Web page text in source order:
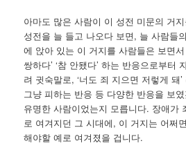
아마도 많은 사람이 이 성전 미문의 거
성전을 늘 들고 나오다 보면, 늘 사람들
에 앉아 있는 이 거지를 사람들은 보면
쌍하다’ ‘참 안됐다’ 하는 반응으로부터
려 귓숙말로, ‘너도 죄 지으면 저렇게 돼
그냥 피하는 반응 등 다양한 반응을 보
유명한 사람이었는지 모릅니다. 장애가
로 여겨지던 그 시대에, 이 거지는 어쩌
해야할 예로 여겨졌을 겁니다.